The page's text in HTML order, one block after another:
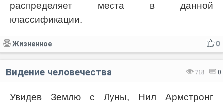
распределяет места в данной
классификации.
0
Жизненное
718 0
Видение человечества
Увидев Землю с Луны, Нил Армстронг